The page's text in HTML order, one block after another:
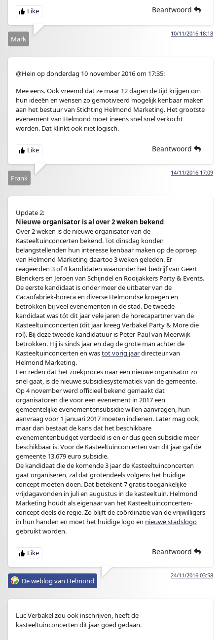
Beantwoord
10/11/2016 18:18
Mark
@Hein op donderdag 10 november 2016 om 17:35:
Mee eens. Ook vreemd dat ze maar 12 dagen de tijd krijgen om
hun ideeën en wensen zo gemotiveerd mogelijk kenbaar maken
aan het bestuur van Stichting Helmond Marketing. Het grootste
evenement van Helmond moet ineens snel snel verkocht
worden. Dat klinkt ook niet logisch.
Beantwoord
14/11/2016 17:09
Frank
Update 2:
Nieuwe organisator is al over 2 weken bekend
Over 2 weken is de nieuwe organisator van de
Kasteeltuinconcerten bekend. Tot dinsdag konden
belangstellenden hun interesse kenbaar maken op de oproep
van Helmond Marketing daartoe 3 weken geleden. Er
reageerden 3 of 4 kandidaten waaronder het bedrijf van Geert
Blenckers en Jeroen van Schijndel en Rooijakkers Party & Events.
De eerste kandidaat is onder meer de uitbater van de
Cacaofabriek-horeca en diverse Helmondse kroegen en
betrokken bij veel evenementen in de stad. De tweede
kandidaat was tót dit jaar vele jaren de horecapartner van de
Kasteeltuinconcerten (dit jaar kreeg Verbakel Party & More die
rol). Bij deze tweede kandidatuur is Peter-Paul van Meerwijk
betrokken. Hij is sinds jaar en dag de grote man achter de
Kasteeltuinconcerten en wastot vorig jaardirecteur van
Helmond Marketing.
Een reden dat het zoekproces naar een nieuwe organisator zo
snel gaat, is de nieuwe subsidiesystematiek van de gemeente.
Op 4 november werd officieel bekend gemaakt dat
organisatoren die voor een evenement in 2017 een
gemeentelijke evenementensubsidie willen aanvragen, hun
aanvraag voor 1 januari 2017 moeten indienen. Later mag ook,
maar dan bestaat de kans dat het beschikbare
evenementenbudget verdeeld is en er dus geen subsidie meer
beschikbaar is. Voor de Kasteeltuinconcerten van dit jaar gaf de
gemeente 13.679 euro subsidie.
De kandidaat die de komende 3 jaar de Kasteeltuinconcerten
gaat organiseren, zal dat grotendeels volgens het huidige
concept moeten doen. Dat betekent 7 gratis toegankelijke
vrijdagavonden in juli en augustus in de kasteeltuin. Helmond
Marketing houdt als eigenaar van het Kasteeltuinconcerten-
concept deels de regie. Zo blijft de coördinatie van de vrijwilligers
in hun handen en moet het huidige logo en nieuwe stadslogo
gebruikt worden.
Beantwoord
24/11/2016 03:58
De weblog van Helmond
Luc Verbakel zou ook inschrijven, heeft de
kasteeltuinconcerten dit jaar goed gedaan.